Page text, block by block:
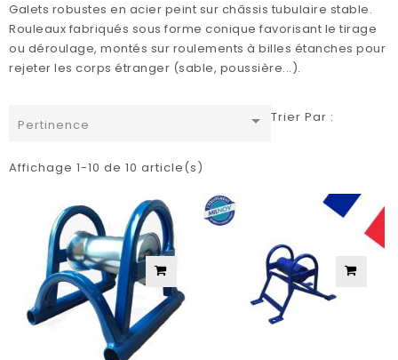
Galets robustes en acier peint sur châssis tubulaire stable.
Rouleaux fabriqués sous forme conique favorisant le tirage
ou déroulage, montés sur roulements à billes étanches pour
rejeter les corps étranger (sable, poussière...).
Trier Par :
Pertinence 
Affichage 1-10 de 10 article(s)